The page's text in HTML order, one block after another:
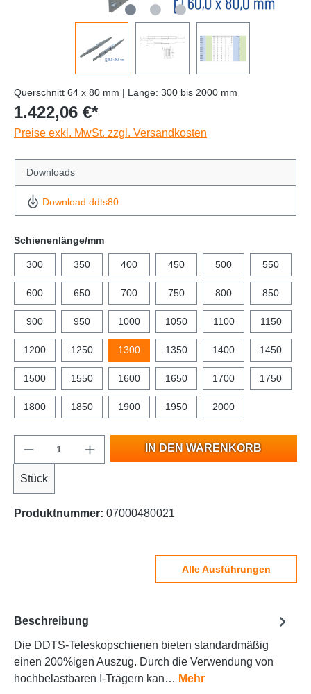
Querschnitt 64 x 80 mm | Länge: 300 bis 2000 mm
1.422,06 €*
Preise exkl. MwSt. zzgl. Versandkosten
Downloads
Download ddts80
Schienenlänge/mm
300 350 400 450 500 550
600 650 700 750 800 850
900 950 1000 1050 1100 1150
1200 1250 1300 1350 1400 1450
1500 1550 1600 1650 1700 1750
1800 1850 1900 1950 2000
Stück
IN DEN WARENKORB
Produktnummer: 07000480021
Alle Ausführungen
Beschreibung
Die DDTS-Teleskopschienen bieten standardmäßig
einen 200%igen Auszug. Durch die Verwendung von
hochbelastbaren I-Trägern kan… Mehr